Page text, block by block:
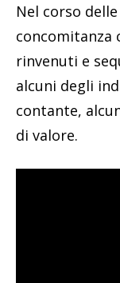
Nel corso
concomitanza
rinvenuti e
alcuni degli
contante,
di valore.